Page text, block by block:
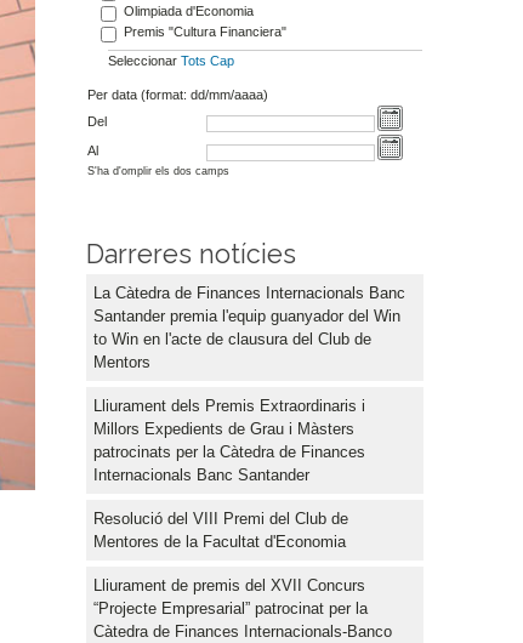
Olimpiada d'Economia
Premis "Cultura Financiera"
Seleccionar Tots Cap
Per data (format: dd/mm/aaaa)
Del
Al
S'ha d'omplir els dos camps
Darreres notícies
La Càtedra de Finances Internacionals Banc
Santander premia l'equip guanyador del Win
to Win en l'acte de clausura del Club de
Mentors
Lliurament dels Premis Extraordinaris i
Millors Expedients de Grau i Màsters
patrocinats per la Càtedra de Finances
Internacionals Banc Santander
Resolució del VIII Premi del Club de
Mentores de la Facultat d'Economia
Lliurament de premis del XVII Concurs
“Projecte Empresarial” patrocinat per la
Càtedra de Finances Internacionals-Banco